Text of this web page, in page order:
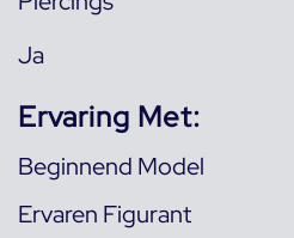
Ja
Ervaring Met:
Beginnend Model
Ervaren Figurant